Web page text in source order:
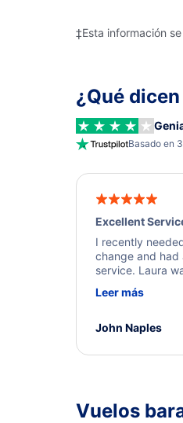
‡Esta información
¿Qué
Basado en
Excellent
I recently
change and
service. Laura
a solution and
Leer más
John Naples
Vuelos